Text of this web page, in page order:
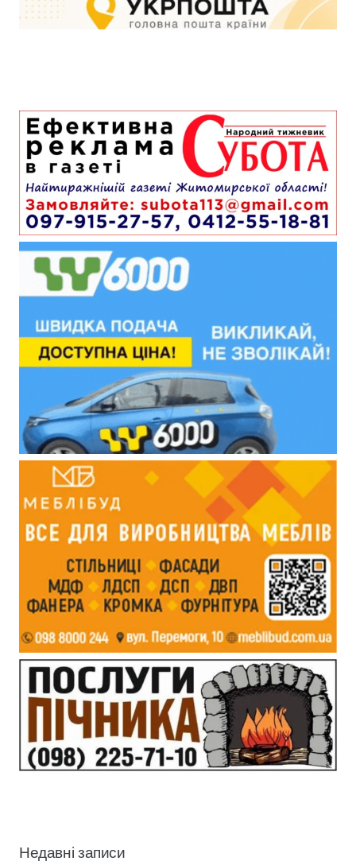
Недавні записи